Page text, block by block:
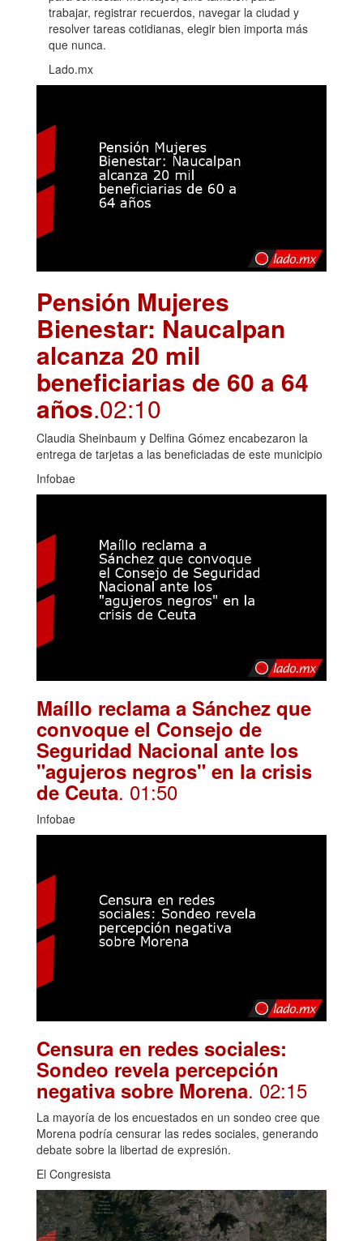
trabajar, registrar recuerdos, navegar la ciudad y
resolver tareas cotidianas, elegir bien importa más
que nunca.
Lado.mx
Pensión Mujeres
Bienestar: Naucalpan
alcanza 20 mil
beneficiarias de 60 a 64
años.02:10
Claudia Sheinbaum y Delfina Gómez encabezaron la
entrega de tarjetas a las beneficiadas de este municipio
Infobae
Maíllo reclama a Sánchez que
convoque el Consejo de
Seguridad Nacional ante los
"agujeros negros" en la crisis
de Ceuta. 01:50
Infobae
Censura en redes sociales:
Sondeo revela percepción
negativa sobre Morena. 02:15
La mayoría de los encuestados en un sondeo cree que
Morena podría censurar las redes sociales, generando
debate sobre la libertad de expresión.
El Congresista